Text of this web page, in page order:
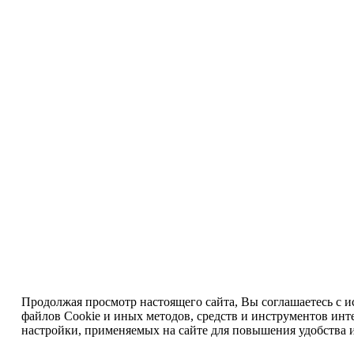
Продолжая просмотр настоящего сайта, Вы соглашаетесь с
файлов Cookie и иных методов, средств и инструментов
настройки, применяемых на сайте для повышения удобства